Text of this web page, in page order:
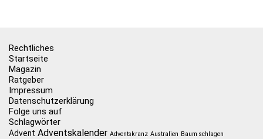
Rechtliches
Startseite
Magazin
Ratgeber
Impressum
Datenschutzerklärung
Folge uns auf
Schlagwörter
Advent Adventskalender Adventskranz Australien Baum schlagen